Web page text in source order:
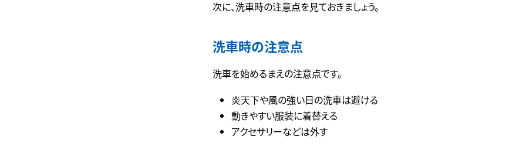
次に、洗車時の注意点を見ておきましょう。
洗車時の注意点
洗車を始めるまえの注意点です。
炎天下や風の強い日の洗車は避ける
動きやすい服装に着替える
アクセサリーなどは外す